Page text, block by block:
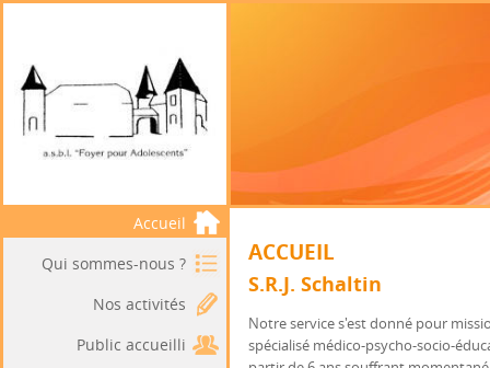
Accueil
Qui sommes-nous ?
Nos activités
Public accueilli
ACCUEIL
S.R.J. Schaltin
Notre service s'est donné pour
spécialisé médico-psycho-socio-